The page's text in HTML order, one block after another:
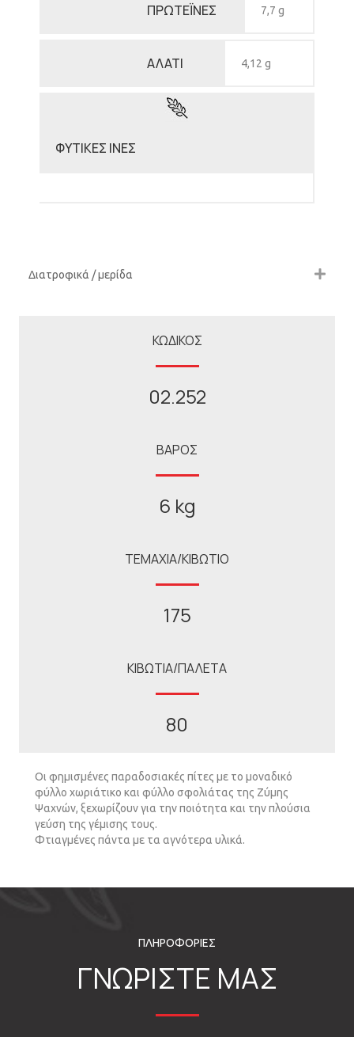
ΠΡΩΤΕΪΝΕΣ 7,7 g
ΑΛΑΤΙ 4,12 g
ΦΥΤΙΚΕΣ ΙΝΕΣ
Διατροφικά / μερίδα
ΚΩΔΙΚΟΣ
02.252
ΒΑΡΟΣ
6 kg
ΤΕΜΑΧΙΑ/ΚΙΒΩΤΙΟ
175
ΚΙΒΩΤΙΑ/ΠΑΛΕΤΑ
80
Οι φηµισµένες παραδοσιακές πίτες µε το µοναδικό
φύλλο χωριάτικο και φύλλο σφολιάτας της Ζύµης
Ψαχνών, ξεχωρίζουν για την ποιότητα και την πλούσια
γεύση της γέµισης τους.
Φτιαγµένες πάντα µε τα αγνότερα υλικά.
ΠΛΗΡΟΦΟΡΙΕΣ
ΓΝΩΡΙΣΤΕ ΜΑΣ